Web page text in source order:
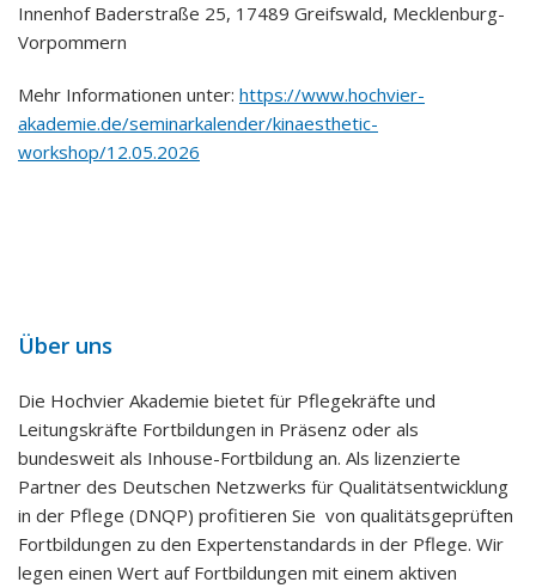
Innenhof Baderstraße 25, 17489 Greifswald, Mecklenburg-
Vorpommern
Mehr Informationen unter: https://www.hochvier-
akademie.de/seminarkalender/kinaesthetic-
workshop/12.05.2026
Über uns
Die Hochvier Akademie bietet für Pflegekräfte und
Leitungskräfte Fortbildungen in Präsenz oder als
bundesweit als Inhouse-Fortbildung an. Als lizenzierte
Partner des Deutschen Netzwerks für Qualitätsentwicklung
in der Pflege (DNQP) profitieren Sie von qualitätsgeprüften
Fortbildungen zu den Expertenstandards in der Pflege. Wir
legen einen Wert auf Fortbildungen mit einem aktiven